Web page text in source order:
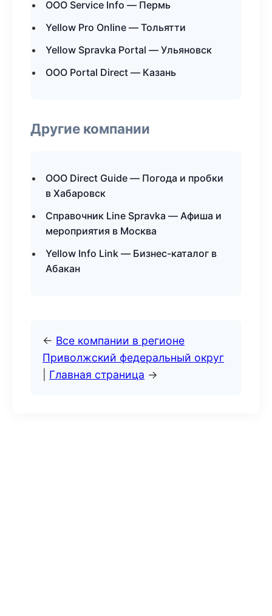
ООО Service Info — Пермь
Yellow Pro Online — Тольятти
Yellow Spravka Portal — Ульяновск
ООО Portal Direct — Казань
Другие компании
ООО Direct Guide — Погода и пробки
в Хабаровск
Справочник Line Spravka — Афиша и
мероприятия в Москва
Yellow Info Link — Бизнес-каталог в
Абакан
← Все компании в регионе
Приволжский федеральный округ
Главная страница →